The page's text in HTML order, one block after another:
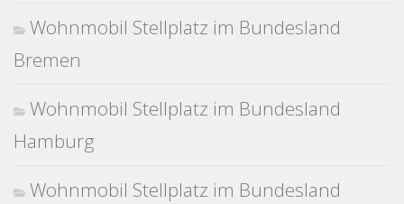
Wohnmobil Stellplatz im Bundesland
Bremen
Wohnmobil Stellplatz im Bundesland
Hamburg
Wohnmobil Stellplatz im Bundesland